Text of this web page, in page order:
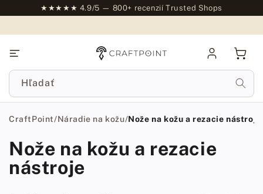
★★★★★ 4.9/5 — 800+ recenzií Trusted Shops
Košík
Hľadať
CraftPoint/Náradie na kožu/Nože na kožu a rezacie nástroje
Nože na kožu a rezacie
nástroje